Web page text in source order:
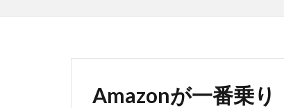
Amazonが一番乗